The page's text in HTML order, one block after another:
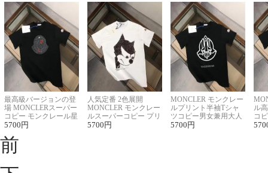
最高級バージョンの登
場 MONCLERスーパー
コピー モンクレール星
座半袖Tシャツ
5700 円
人気定番 2色展開
MONCLER モンクレー
ルスーパーコピー プリ
ント半袖Tシャツ
5700 円
MONCLER モンクレー
ルプリント半袖Tシャ
ツコピー男女兼用大人
可愛い春夏コーデ
5700 円
ル
コ
ィ
前